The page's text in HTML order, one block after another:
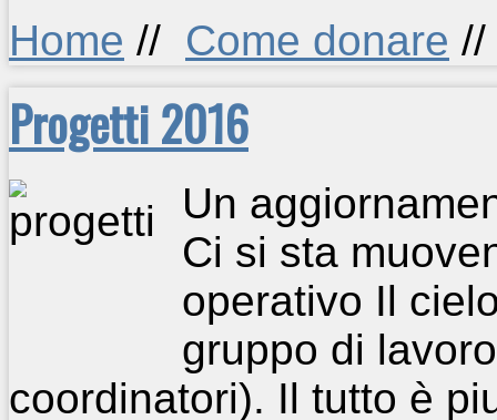
Home // Come donare //
Progetti 2016
Un
Ci si sta
operativo Il
gruppo di
coordinatori). Il tutto è